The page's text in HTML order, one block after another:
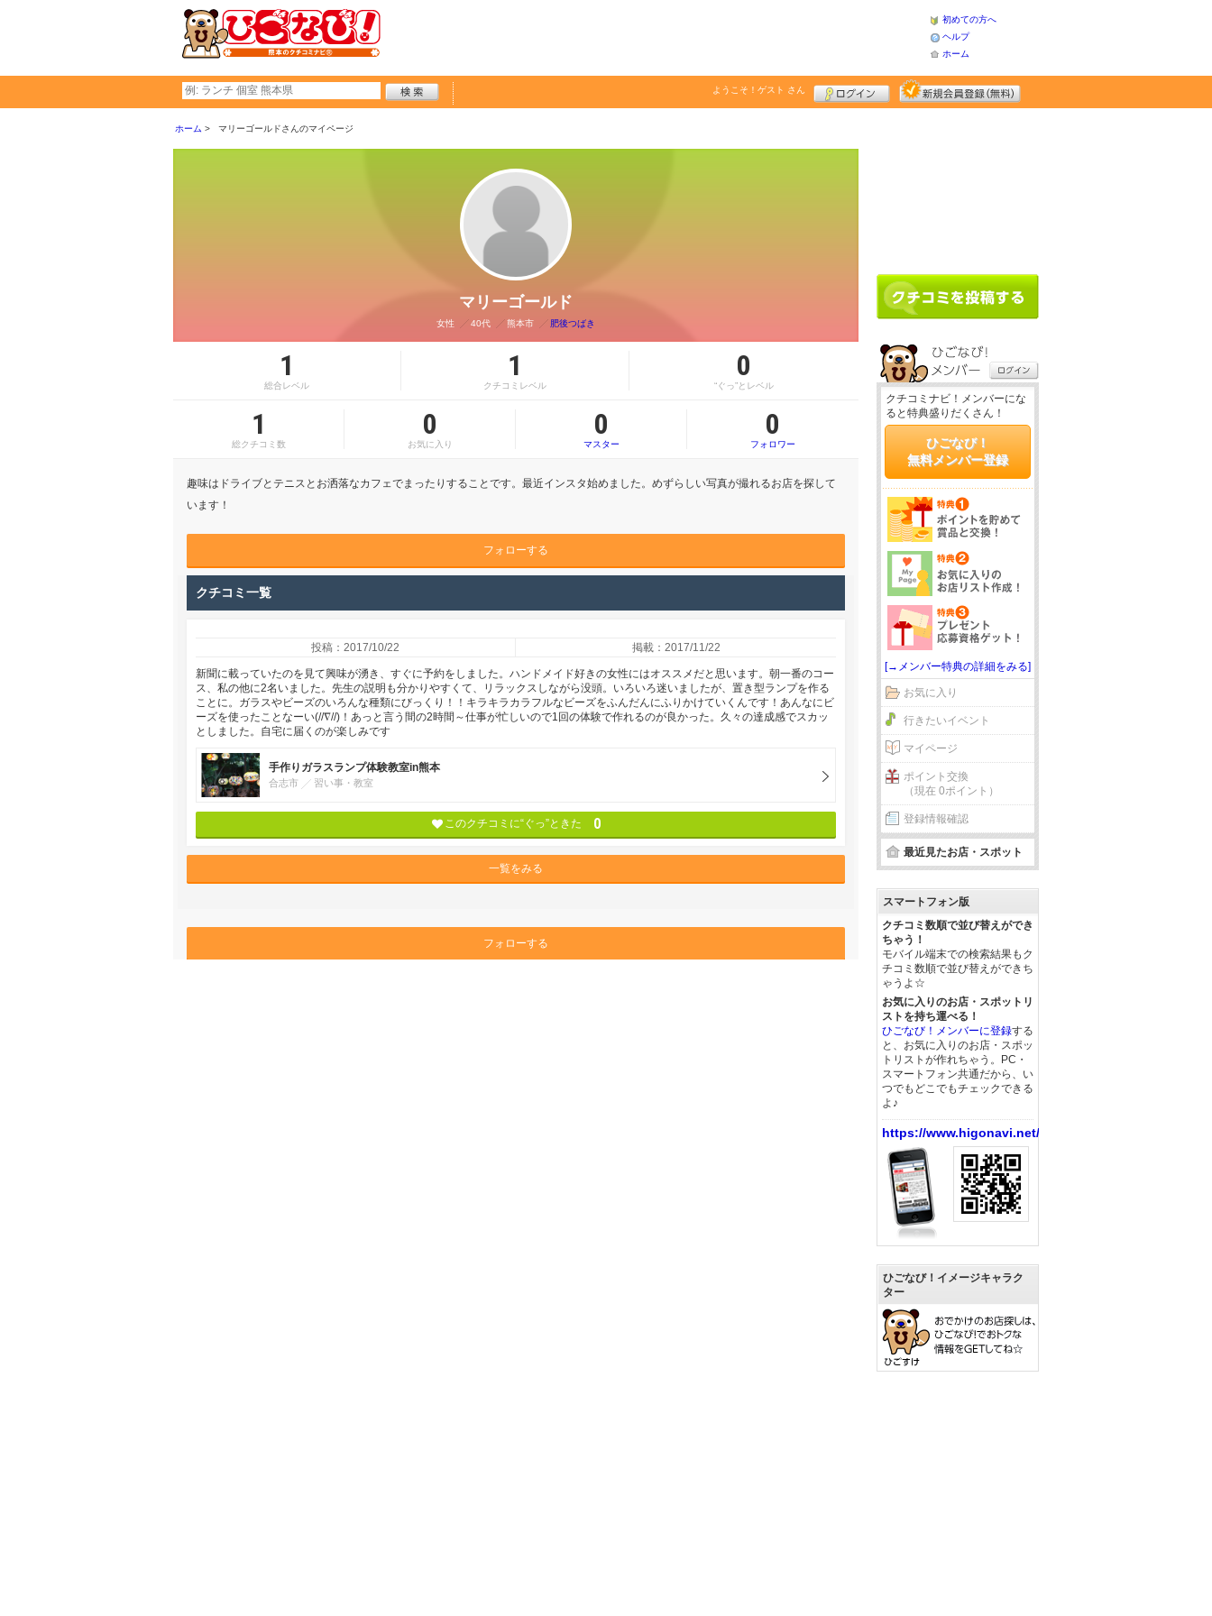
初めての方へ
ヘルプ
ホーム
ようこそ！ ゲスト さん
ホーム マリーゴールドさんのマイページ
マリーゴールド
女性 40代 熊本市 肥後つばき
1
総合レベル
1
クチコミレベル
0
“ぐっ”とレベル
1
総クチコミ数
0
お気に入り
0
マスター
0
フォロワー
趣味はドライブとテニスとお洒落なカフェでまったりすることです。最近インスタ始めました。めずらしい写真が撮れるお店を探して
います！
フォローする
クチコミ一覧
投稿：2017/10/22 掲載：2017/11/22
新聞に載っていたのを見て興味が湧き、すぐに予約をしました。ハンドメイド好きの女性にはオススメだと思います。朝一番のコー
ス、私の他に2名いました。先生の説明も分かりやすくて、リラックスしながら没頭。いろいろ迷いましたが、置き型ランプを作る
ことに。ガラスやビーズのいろんな種類にびっくり！！キラキラカラフルなビーズをふんだんにふりかけていくんです！あんなにビ
ーズを使ったことなーい(//∇//)！あっと言う間の2時間～仕事が忙しいので1回の体験で作れるのが良かった。久々の達成感でスカッ
としました。自宅に届くのが楽しみです
手作りガラスランプ体験教室in熊本
合志市 習い事・教室
このクチコミに“ぐっ”ときた 0
一覧をみる
フォローする
クチコミナビ！メンバーにな
ると特典盛りだくさん！
ひごなび！
無料メンバー登録
[→メンバー特典の詳細をみる]
お気に入り
行きたいイベント
マイページ
ポイント交換
（現在 0ポイント）
登録情報確認
最近見たお店・スポット
スマートフォン版
クチコミ数順で並び替えができ
ちゃう！
モバイル端末での検索結果もク
チコミ数順で並び替えができち
ゃうよ☆
お気に入りのお店・スポットリ
ストを持ち運べる！
ひごなび！メンバーに登録する
と、お気に入りのお店・スポッ
トリストが作れちゃう。PC・
スマートフォン共通だから、い
つでもどこでもチェックできる
よ♪
https://www.higonavi.net/
ひごなび！イメージキャラク
ター